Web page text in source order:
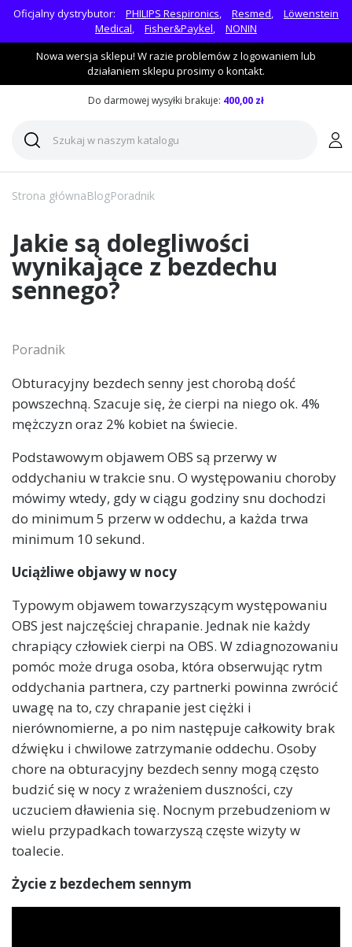
Oficjalny dystrybutor: PHILIPS Respironics, Resmed,
Löwenstein
Medical, Fisher&Paykel,
NONIN
Nowa wersja sklepu! W razie problemów z logowaniem lub
działaniem sklepu prosimy o kontakt.
Do darmowej wysyłki brakuje: 400,00 zł
Strona głównaBlogPoradnik
Jakie są dolegliwości
wynikające z bezdechu
sennego?
Poradnik
Obturacyjny bezdech senny jest chorobą dość
powszechną. Szacuje się, że cierpi na niego ok. 4%
mężczyzn oraz 2% kobiet na świecie.
Podstawowym objawem OBS są przerwy w
oddychaniu w trakcie snu. O występowaniu choroby
mówimy wtedy, gdy w ciągu godziny snu dochodzi
do minimum 5 przerw w oddechu, a każda trwa
minimum 10 sekund.
Uciążliwe objawy w nocy
Typowym objawem towarzyszącym występowaniu
OBS jest najczęściej chrapanie. Jednak nie każdy
chrapiący człowiek cierpi na OBS. W zdiagnozowaniu
pomóc może druga osoba, która obserwując rytm
oddychania partnera, czy partnerki powinna zwrócić
uwagę na to, czy chrapanie jest ciężki i
nierównomierne, a po nim następuje całkowity brak
dźwięku i chwilowe zatrzymanie oddechu. Osoby
chore na obturacyjny bezdech senny mogą często
budzić się w nocy z wrażeniem duszności, czy
uczuciem dławienia się. Nocnym przebudzeniom w
wielu przypadkach towarzyszą częste wizyty w
toalecie.
Życie z bezdechem sennym